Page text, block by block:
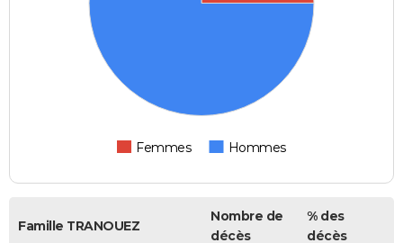
Femmes Hommes
Famille TRANOUEZ
Nombre de
décès
% des
décès